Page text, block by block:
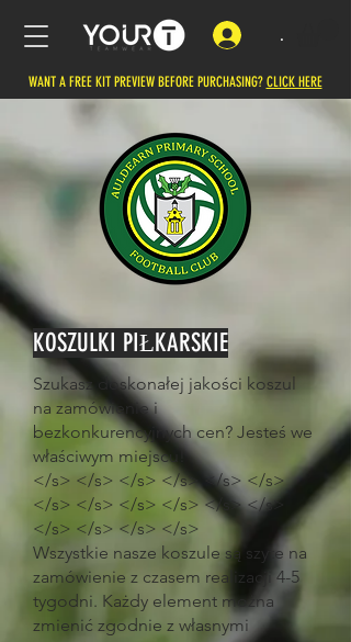
.
WANT A FREE KIT PREVIEW BEFORE PURCHASING? CLICK HERE
KOSZULKI PIŁKARSKIE
Szukasz doskonałej jakości koszul
na zamówienie i
bezkonkurencyjnych cen? Jesteś we
właściwym miejscu!
</s> </s> </s> </s> </s> </s>
</s> </s> </s> </s> </s> </s>
</s> </s> </s> </s>
Wszystkie nasze koszule są szyte na
zamówienie z czasem realizacji 4-5
tygodni. Każdy element można
zmienić zgodnie z własnymi